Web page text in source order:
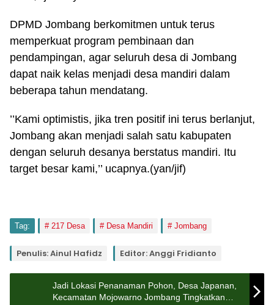
DPMD Jombang berkomitmen untuk terus
memperkuat program pembinaan dan
pendampingan, agar seluruh desa di Jombang
dapat naik kelas menjadi desa mandiri dalam
beberapa tahun mendatang.
’’Kami optimistis, jika tren positif ini terus berlanjut,
Jombang akan menjadi salah satu kabupaten
dengan seluruh desanya berstatus mandiri. Itu
target besar kami,’’ ucapnya.(yan/jif)
Tag: 217 Desa Desa Mandiri Jombang
Penulis: Ainul Hafidz Editor: Anggi Fridianto
Jadi Lokasi Penanaman Pohon, Desa Japanan,
Kecamatan Mojowarno Jombang Tingkatkan